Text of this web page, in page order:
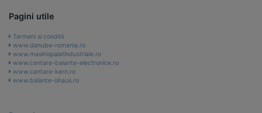
Pagini utile
Termeni si conditii
www.danube-romania.ro
www.masinispalatindustriale.ro
www.cantare-balante-electronice.ro
www.cantare-kern.ro
www.balante-ohaus.ro